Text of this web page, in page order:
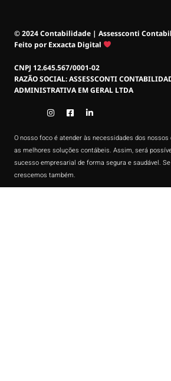
© 2024 Contabilidade | Assessconti
Feito por Exxacta Digital
CNPJ 12.645.567/0001-02
RAZÃO SOCIAL: ASSESSCONTI
ADMINISTRATIVA EM GERAL LTDA
O nosso foco é atender às necessidades dos
as melhores soluções contábeis. Assim, será
sucesso empresarial de forma segura e saudável.
crescemos também.